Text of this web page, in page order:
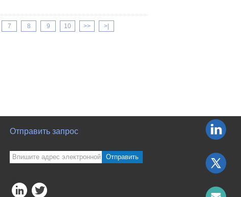
7 8 9 10 >> >|
Отправить запрос
Отправить